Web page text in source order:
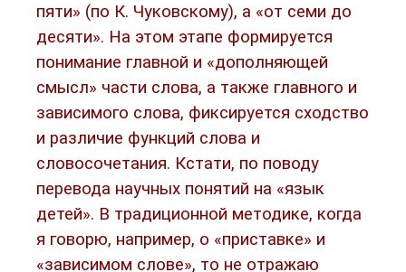
пяти» (по К. Чуковскому), а «от семи до
десяти». На этом этапе формируется
понимание главной и «дополняющей
смысл» части слова, а также главного и
зависимого слова, фиксируется сходство
и различие функций слова и
словосочетания. Кстати, по поводу
перевода научных понятий на «язык
детей». В традиционной методике, когда
я говорю, например, о «приставке» и
«зависимом слове», то не отражаю